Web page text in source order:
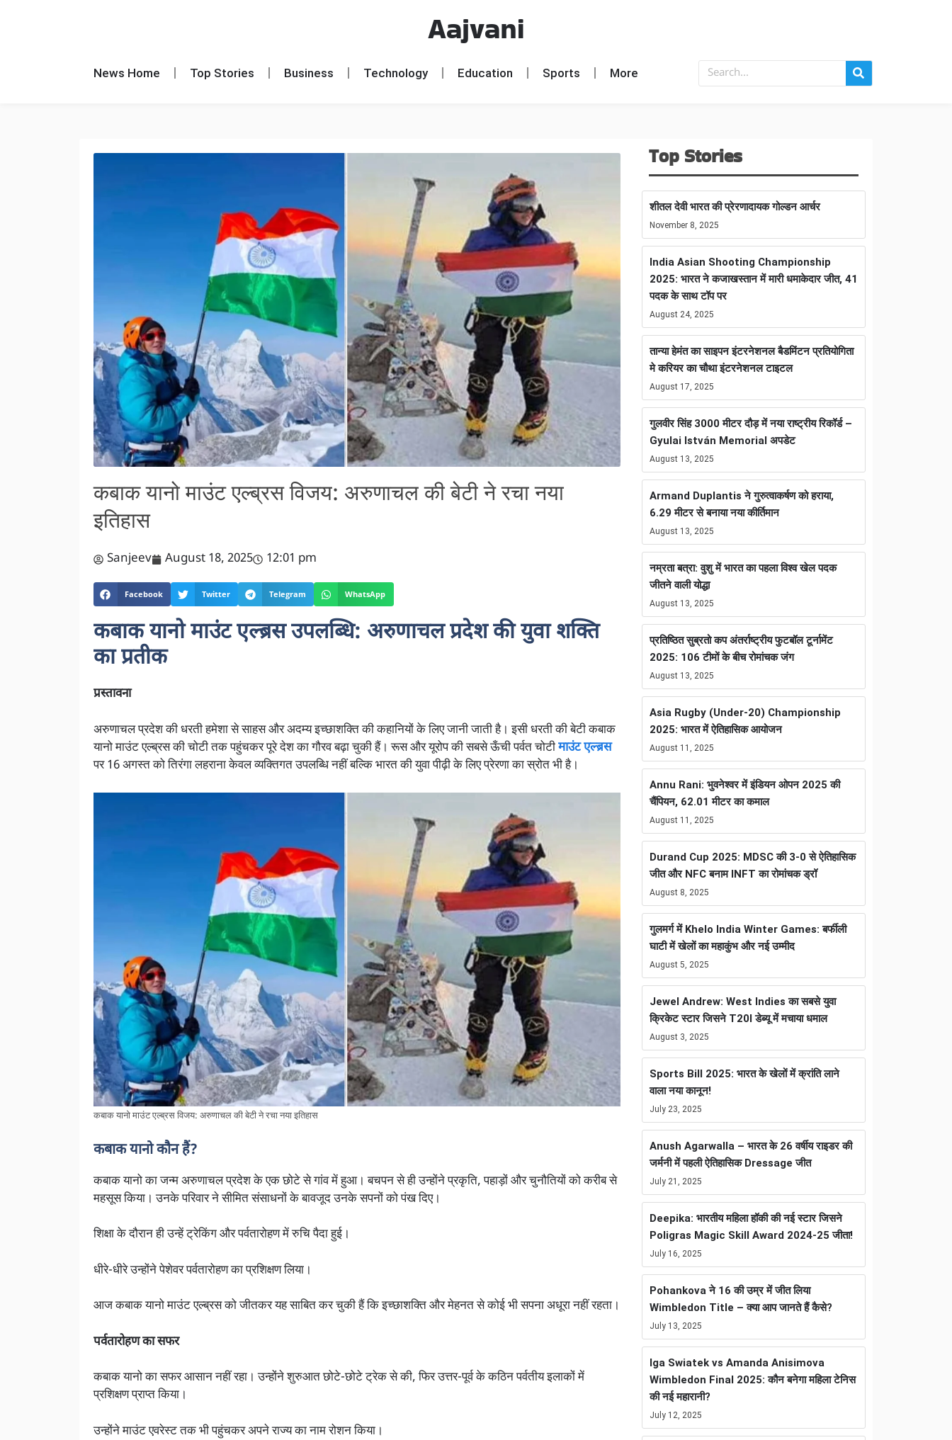
Aajvani
News Home Top Stories Business Technology Education Sports More
कबाक यानो माउंट एल्ब्रस विजय: अरुणाचल की बेटी ने रचा नया
इतिहास
Sanjeev August 18, 2025 12:01 pm
Facebook Twitter Telegram WhatsApp
कबाक यानो माउंट एल्ब्रस उपलब्धि: अरुणाचल प्रदेश की युवा शक्ति
का प्रतीक
प्रस्तावना
अरुणाचल प्रदेश की धरती हमेशा से साहस और अदम्य इच्छाशक्ति की कहानियों के लिए जानी जाती है। इसी धरती की बेटी कबाक
यानो माउंट एल्ब्रस की चोटी तक पहुंचकर पूरे देश का गौरव बढ़ा चुकी हैं। रूस और यूरोप की सबसे ऊँची पर्वत चोटीमाउंट एल्ब्रस
पर 16 अगस्त को तिरंगा लहराना केवल व्यक्तिगत उपलब्धि नहीं बल्कि भारत की युवा पीढ़ी के लिए प्रेरणा का स्रोत भी है।
कबाक यानो माउंट एल्ब्रस विजय: अरुणाचल की बेटी ने रचा नया इतिहास
कबाक यानो कौन हैं?
कबाक यानो का जन्म अरुणाचल प्रदेश के एक छोटे से गांव में हुआ। बचपन से ही उन्होंने प्रकृति, पहाड़ों और चुनौतियों को करीब से
महसूस किया। उनके परिवार ने सीमित संसाधनों के बावजूद उनके सपनों को पंख दिए।
शिक्षा के दौरान ही उन्हें ट्रेकिंग और पर्वतारोहण में रुचि पैदा हुई।
धीरे-धीरे उन्होंने पेशेवर पर्वतारोहण का प्रशिक्षण लिया।
आज कबाक यानो माउंट एल्ब्रस को जीतकर यह साबित कर चुकी हैं कि इच्छाशक्ति और मेहनत से कोई भी सपना अधूरा नहीं रहता।
पर्वतारोहण का सफर
कबाक यानो का सफर आसान नहीं रहा। उन्होंने शुरुआत छोटे-छोटे ट्रेक से की, फिर उत्तर-पूर्व के कठिन पर्वतीय इलाकों में
प्रशिक्षण प्राप्त किया।
उन्होंने माउंट एवरेस्ट तक भी पहुंचकर अपने राज्य का नाम रोशन किया।
Top Stories
शीतल देवी भारत की प्रेरणादायक गोल्डन आर्चर
November 8, 2025
India Asian Shooting Championship
2025: भारत ने कजाखस्तान में मारी धमाकेदार जीत, 41
पदक के साथ टॉप पर
August 24, 2025
तान्या हेमंत का साइपन इंटरनेशनल बैडमिंटन प्रतियोगिता
मे करियर का चौथा इंटरनेशनल टाइटल
August 17, 2025
गुलवीर सिंह 3000 मीटर दौड़ में नया राष्ट्रीय रिकॉर्ड –
Gyulai István Memorial अपडेट
August 13, 2025
Armand Duplantis ने गुरुत्वाकर्षण को हराया,
6.29 मीटर से बनाया नया कीर्तिमान
August 13, 2025
नम्रता बत्रा: वुशु में भारत का पहला विश्व खेल पदक
जीतने वाली योद्धा
August 13, 2025
प्रतिष्ठित सुब्रतो कप अंतर्राष्ट्रीय फुटबॉल टूर्नामेंट
2025: 106 टीमों के बीच रोमांचक जंग
August 13, 2025
Asia Rugby (Under-20) Championship
2025: भारत में ऐतिहासिक आयोजन
August 11, 2025
Annu Rani: भुवनेश्वर में इंडियन ओपन 2025 की
चैंपियन, 62.01 मीटर का कमाल
August 11, 2025
Durand Cup 2025: MDSC की 3-0 से ऐतिहासिक
जीत और NFC बनाम INFT का रोमांचक ड्रॉ
August 8, 2025
गुलमर्ग में Khelo India Winter Games: बर्फीली
घाटी में खेलों का महाकुंभ और नई उम्मीद
August 5, 2025
Jewel Andrew: West Indies का सबसे युवा
क्रिकेट स्टार जिसने T20I डेब्यू में मचाया धमाल
August 3, 2025
Sports Bill 2025: भारत के खेलों में क्रांति लाने
वाला नया कानून!
July 23, 2025
Anush Agarwalla – भारत के 26 वर्षीय राइडर की
जर्मनी में पहली ऐतिहासिक Dressage जीत
July 21, 2025
Deepika: भारतीय महिला हॉकी की नई स्टार जिसने
Poligras Magic Skill Award 2024-25 जीता!
July 16, 2025
Pohankova ने 16 की उम्र में जीत लिया
Wimbledon Title – क्या आप जानते हैं कैसे?
July 13, 2025
Iga Swiatek vs Amanda Anisimova
Wimbledon Final 2025: कौन बनेगा महिला टेनिस
की नई महारानी?
July 12, 2025